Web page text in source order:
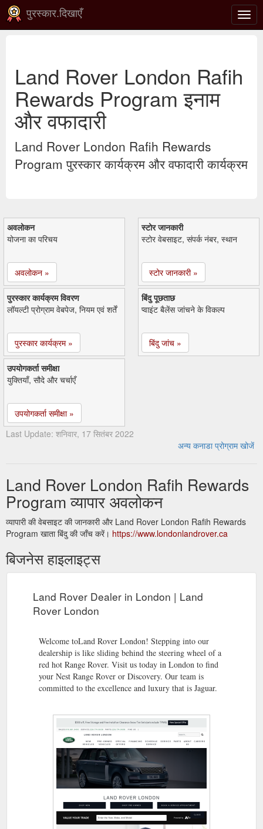
टॉगल
से
पुरस्कार.दिखाएँ
Land Rover London Rafih
Rewards Program इनाम
और वफादारी
Land Rover London Rafih Rewards
Program पुरस्कार कार्यक्रम और वफादारी कार्यक्रम
अवलोकन
योजना का परिचय
अवलोकन »
स्टोर जानकारी
स्टोर वेबसाइट, संपर्क नंबर, स्थान
स्टोर जानकारी »
पुरस्कार कार्यक्रम विवरण
लॉयल्टी प्रोग्राम वेबपेज, नियम एवं शर्तें
पुरस्कार कार्यक्रम »
बिंदु पूछताछ
प्वाइंट बैलेंस जांचने के विकल्प
बिंदु जांच »
उपयोगकर्ता समीक्षा
युक्तियाँ, सौदे और चर्चाएँ
उपयोगकर्ता समीक्षा »
Last Update: शनिवार, 17 सितंबर 2022
अन्य कनाडा प्रोग्राम खोजें
Land Rover London Rafih Rewards
Program व्यापार अवलोकन
व्यापारी की वेबसाइट की जानकारी और Land Rover London Rafih Rewards
Program खाता बिंदु की जाँच करें। https://www.londonlandrover.ca
बिजनेस हाइलाइट्स
Land Rover Dealer in London | Land
Rover London
Welcome toLand Rover London! Stepping into our
dealership is like sliding behind the steering wheel of a
red hot Range Rover. Visit us today in London to find
your Nest Range Rover or Discovery. Our team is
committed to the excellence and luxury that is Jaguar.